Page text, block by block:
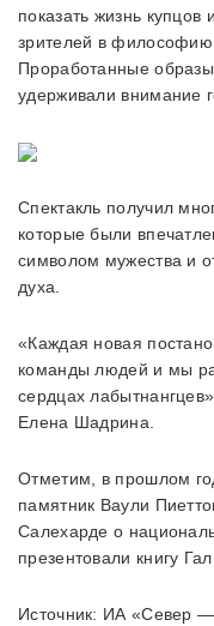
показать жизнь купцов
зрителей в философию
Проработанные
удерживали внимание
Спектакль получил
которые были
символом мужества и
духа.
«Каждая новая
команды людей и мы
сердцах
Елена Шадрина.
Отметим, в прошлом
памятник Ваули
Салехарде о
презентовали книгу
Источник: ИА «Север